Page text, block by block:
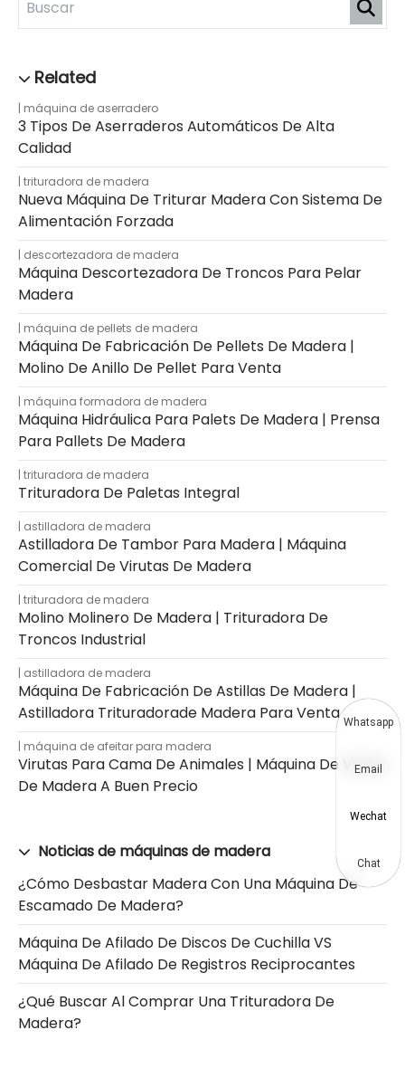
máquina de aserradero
3 Tipos De Aserraderos Automáticos De Alta
Calidad
trituradora de madera
Nueva Máquina De Triturar Madera Con Sistema De
Alimentación Forzada
descortezadora de madera
Máquina Descortezadora De Troncos Para Pelar
Madera
máquina de pellets de madera
Máquina De Fabricación De Pellets De Madera |
Molino De Anillo De Pellet Para Venta
máquina formadora de madera
Máquina Hidráulica Para Palets De Madera | Prensa
Para Pallets De Madera
trituradora de madera
Trituradora De Paletas Integral
astilladora de madera
Astilladora De Tambor Para Madera | Máquina
Comercial De Virutas De Madera
trituradora de madera
Molino Molinero De Madera | Trituradora De
Troncos Industrial
astilladora de madera
Máquina De Fabricación De Astillas De Madera |
Astilladora Trituradorade Madera Para Venta
máquina de afeitar para madera
Virutas Para Cama De Animales | Máquina De Viruta
De Madera A Buen Precio
Noticias de máquinas de madera
¿Cómo Desbastar Madera Con Una Máquina De
Escamado De Madera?
Máquina De Afilado De Discos De Cuchilla VS
Máquina De Afilado De Registros Reciprocantes
¿Qué Buscar Al Comprar Una Trituradora De
Madera?
Whatsapp
Email
Wechat
Chat